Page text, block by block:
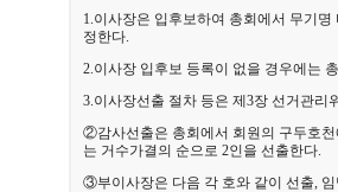
1.이사장은 입후보하여 총회에서 무기
정한다.
2.이사장 입후보 등록이 없을 경우에는
3.이사장선출 절차 등은 제3장 선거관리
②감사선출은 총회에서 회원의 구두호
는 거수가결의 순으로 2인을 선출한다.
③부이사장은 다음 각 호와 같이 선출,